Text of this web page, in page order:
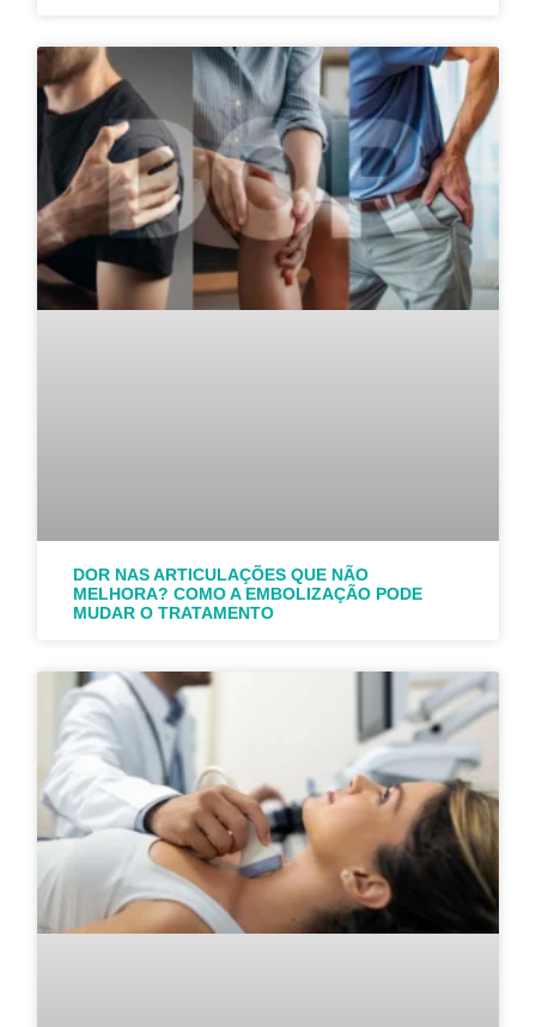
DOR NAS ARTICULAÇÕES QUE NÃO
MELHORA? COMO A EMBOLIZAÇÃO PODE
MUDAR O TRATAMENTO